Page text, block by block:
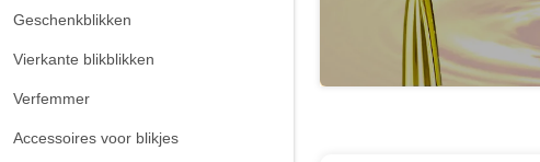
Geschenkblikken
Vierkante blikblikken
Verfemmer
Accessoires voor blikjes